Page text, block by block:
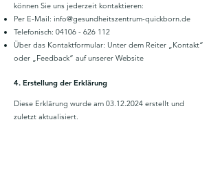
können Sie uns jederzeit kontaktieren:
Per E-Mail: info@gesundheitszentrum-quickborn.de
Telefonisch: 04106 - 626 112
Über das Kontaktformular: Unter dem Reiter „Kontakt“
oder „Feedback“ auf unserer Website
4. Erstellung der Erklärung
Diese Erklärung wurde am 03.12.2024 erstellt und
zuletzt aktualisiert.